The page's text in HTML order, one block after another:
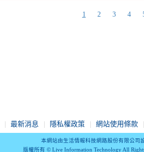
1 2 3 4
最新消息 隱私權政策 網站使用條款
本網站由生活情報科技網路股份有限公司
版權所有 © Live Information Technology All